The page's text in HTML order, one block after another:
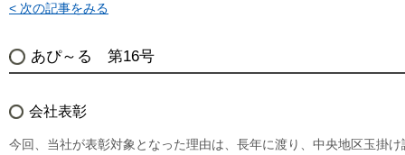
< 次の記事をみる
あぴ～る 第16号
会社表彰
今回、当社が表彰対象となった理由は、長年に渡り、中央地区玉掛